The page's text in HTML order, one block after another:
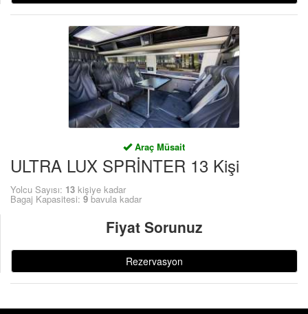
Araç Müsait
ULTRA LUX SPRİNTER 13 Kişi
Yolcu Sayısı: 13 kişiye kadar
Bagaj Kapasitesi: 9 bavula kadar
Fiyat Sorunuz
Rezervasyon